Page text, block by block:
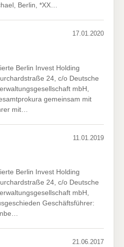
Berlin, *XX…
17.01.2020
Berlin Invest Holding
24, c/o Deutsche
mbH,
gemeinsam mit
mit…
11.01.2019
Berlin Invest Holding
24, c/o Deutsche
mbH,
Geschäftsführer:
21.06.2017